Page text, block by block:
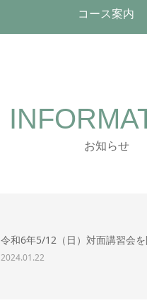
コース案内
お知らせ
令和6年5/12（日）対面講習会
2024.01.22